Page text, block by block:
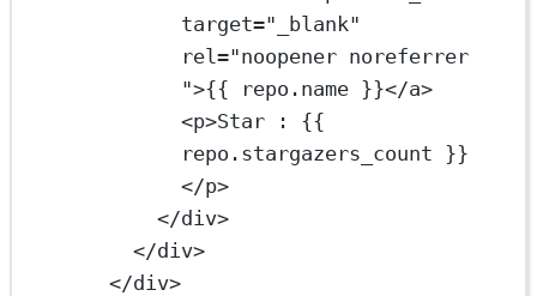
target="_blank"
rel="noopener noreferrer
">{{ repo.name }}</a>
<p>Star : {{
repo.stargazers_count }}
</p>
</div>
</div>
</div>